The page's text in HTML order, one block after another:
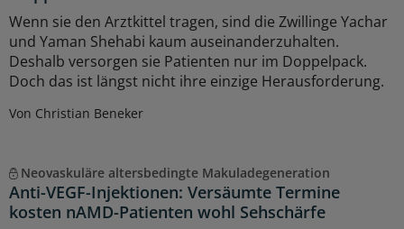
Wenn sie den Arztkittel tragen, sind die Zwillinge Yachar
und Yaman Shehabi kaum auseinanderzuhalten.
Deshalb versorgen sie Patienten nur im Doppelpack.
Doch das ist längst nicht ihre einzige Herausforderung.
Von Christian Beneker
Neovaskuläre altersbedingte Makuladegeneration
Anti-VEGF-Injektionen: Versäumte Termine
kosten nAMD-Patienten wohl Sehschärfe